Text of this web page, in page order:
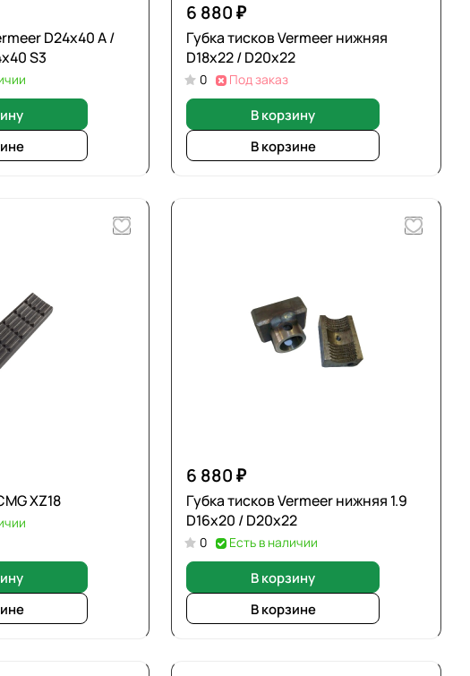
D24х40 A /
S3
6 880 ₽
Губка тисков Vermeer нижняя
D18х22 / D20х22
0 Под заказ
В корзину
В корзине
XZ18
6 880 ₽
Губка тисков Vermeer нижняя 1.9
D16х20 / D20х22
0 Есть в наличии
В корзину
В корзине